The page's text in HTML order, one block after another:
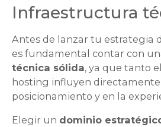
Infraestructura
Antes de lanzar tu estrategia
es fundamental contar con
técnica sólida, ya que tanto
hosting influyen
posicionamiento y en la
Elegir un dominio